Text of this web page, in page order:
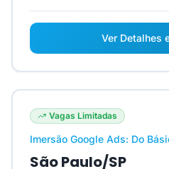
Ver Detalhes
Vagas Limitadas
Imersão Google Ads: Do
São Paulo/SP